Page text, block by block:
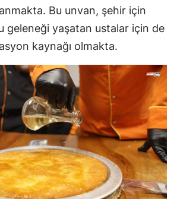
Bu unvan, şehir için
geleneği yaşatan ustalar için de
kaynağı olmakta.